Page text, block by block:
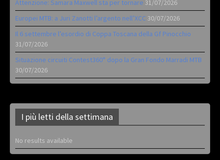
Attenzione: Samara Maxwell sta per tornare 31/07/2026
Europei MTB: a Juri Zanotti l’argento nell’XCC 30/07/2026
Il 6 settembre l’esordio di Coppa Toscana della Gf Pinocchio
31/07/2026
Situazione circuiti Contest360° dopo la Gran Fondo Marradi MTB
30/07/2026
I più letti della settimana
No results available